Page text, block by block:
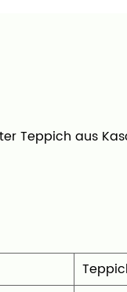
gemütliches
Schönheit als
Sie ein Produkt
erfüllt,
Teppich aus